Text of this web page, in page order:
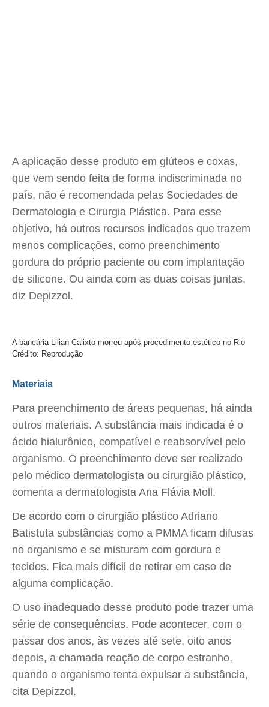
A aplicação desse produto em glúteos e coxas,
que vem sendo feita de forma indiscriminada no
país, não é recomendada pelas Sociedades de
Dermatologia e Cirurgia Plástica. Para esse
objetivo, há outros recursos indicados que trazem
menos complicações, como preenchimento
gordura do próprio paciente ou com implantação
de silicone. Ou ainda com as duas coisas juntas,
diz Depizzol.
A bancária Lilian Calixto morreu após procedimento estético no Rio
Crédito: Reprodução
Materiais
Para preenchimento de áreas pequenas, há ainda
outros materiais. A substância mais indicada é o
ácido hialurônico, compatível e reabsorvível pelo
organismo. O preenchimento deve ser realizado
pelo médico dermatologista ou cirurgião plástico,
comenta a dermatologista Ana Flávia Moll.
De acordo com o cirurgião plástico Adriano
Batistuta substâncias como a PMMA ficam difusas
no organismo e se misturam com gordura e
tecidos. Fica mais difícil de retirar em caso de
alguma complicação.
O uso inadequado desse produto pode trazer uma
série de consequências. Pode acontecer, com o
passar dos anos, às vezes até sete, oito anos
depois, a chamada reação de corpo estranho,
quando o organismo tenta expulsar a substância,
cita Depizzol.